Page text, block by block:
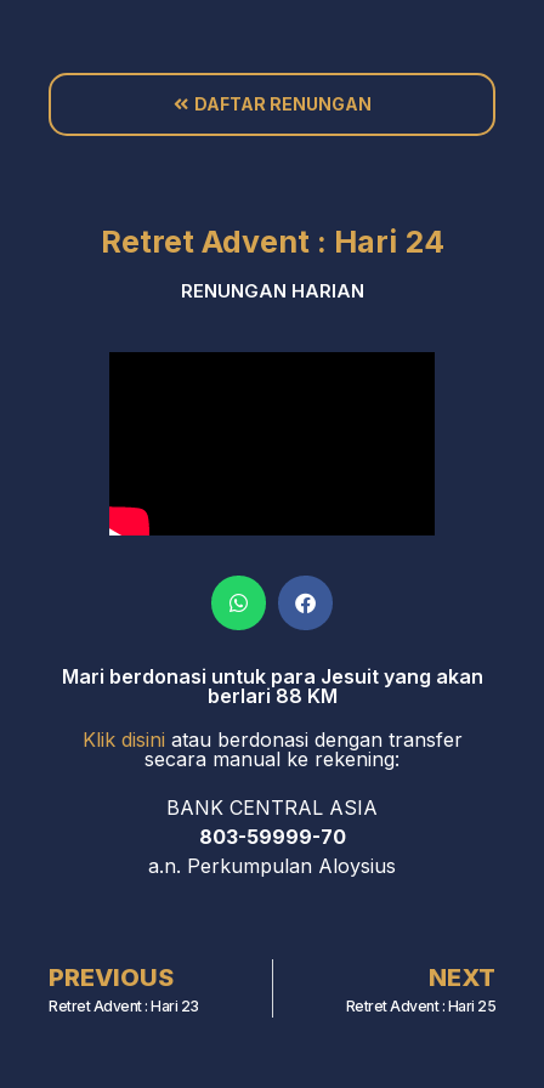
DAFTAR RENUNGAN
Retret Advent : Hari 24
RENUNGAN HARIAN
Mari berdonasi untuk para Jesuit yang akan
berlari 88 KM
Klik disini atau berdonasi dengan transfer
secara manual ke rekening:
BANK CENTRAL ASIA
803-59999-70
a.n. Perkumpulan Aloysius
PREVIOUS
Retret Advent : Hari 23
NEXT
Retret Advent : Hari 25